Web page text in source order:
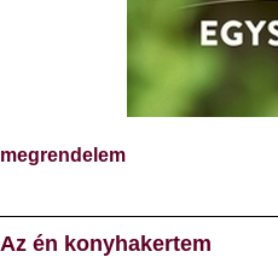
megrendelem
Az én konyhakertem